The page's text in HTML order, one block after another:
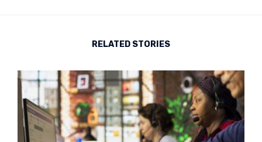
RELATED STORIES